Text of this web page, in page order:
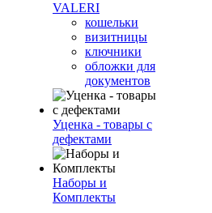
VALERI
кошельки
визитницы
ключники
обложки для
документов
Уценка - товары с
дефектами
Наборы и
Комплекты